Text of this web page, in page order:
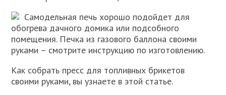
Самодельная печь хорошо подойдет для
обогрева дачного домика или подсобного
помещения. Печка из газового баллона своими
руками – смотрите инструкцию по изготовлению.
Как собрать пресс для топливных брикетов
своими руками, вы узнаете в этой статье.